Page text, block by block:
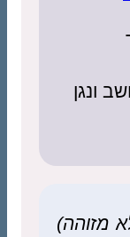
ונגן
מזוהה)